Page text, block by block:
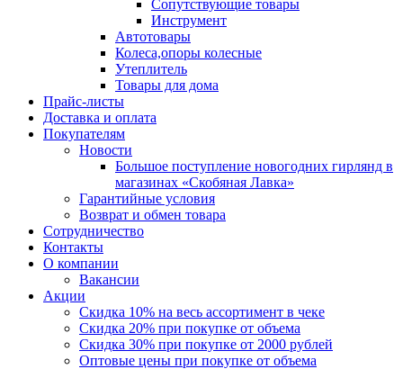
Сопутствующие товары
Инструмент
Автотовары
Колеса,опоры колесные
Утеплитель
Товары для дома
Прайс-листы
Доставка и оплата
Покупателям
Новости
Большое поступление новогодних гирлянд в
магазинах «Скобяная Лавка»
Гарантийные условия
Возврат и обмен товара
Сотрудничество
Контакты
О компании
Вакансии
Акции
Скидка 10% на весь ассортимент в чеке
Скидка 20% при покупке от объема
Скидка 30% при покупке от 2000 рублей
Оптовые цены при покупке от объема